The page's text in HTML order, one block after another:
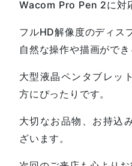
Wacom Pro Pen 2に対
フルHD解像度のディス
自然な操作や描画ができ
大型液晶ペンタブレッ
方にぴったりです。
大切なお品物、お持込
ざいます。